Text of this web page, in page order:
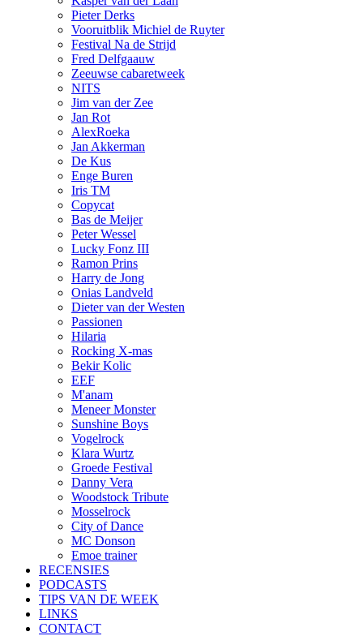
Pieter Derks
Vooruitblik Michiel de Ruyter
Festival Na de Strijd
Fred Delfgaauw
Zeeuwse cabaretweek
NITS
Jim van der Zee
Jan Rot
AlexRoeka
Jan Akkerman
De Kus
Enge Buren
Iris TM
Copycat
Bas de Meijer
Peter Wessel
Lucky Fonz III
Ramon Prins
Harry de Jong
Onias Landveld
Dieter van der Westen
Passionen
Hilaria
Rocking X-mas
Bekir Kolic
EEF
M'anam
Meneer Monster
Sunshine Boys
Vogelrock
Klara Wurtz
Groede Festival
Danny Vera
Woodstock Tribute
Mosselrock
City of Dance
MC Donson
Emoe trainer
RECENSIES
PODCASTS
TIPS VAN DE WEEK
LINKS
CONTACT